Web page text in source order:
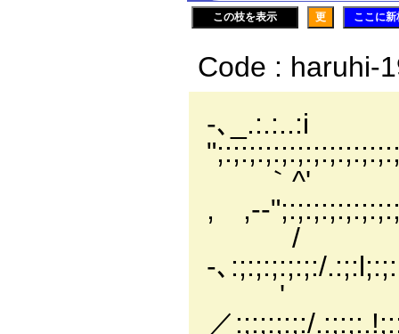
この枝を表示 更 ここに
Code : haruhi-
-､
｀^'
, ,-
/
-､:;:;:;:;:;:/
'
／:;:;:;:;:/